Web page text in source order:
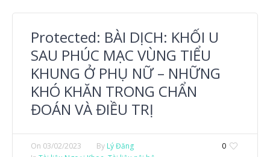
Protected: BÀI DỊCH: KHỐI U
SAU PHÚC MẠC VÙNG TIỂU
KHUNG Ở PHỤ NỮ – NHỮNG
KHÓ KHĂN TRONG CHẨN
ĐOÁN VÀ ĐIỀU TRỊ
0
On 03/02/2023 By Lý Đăng